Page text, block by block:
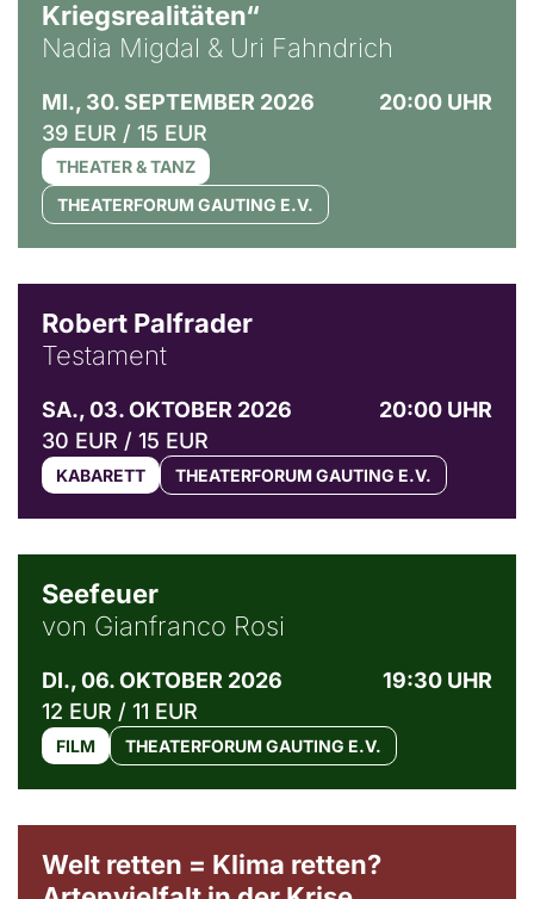
Kriegsrealitäten“
Nadia Migdal & Uri Fahndrich
MI., 30. SEPTEMBER 2026
20:00 UHR
39 EUR / 15 EUR
THEATER & TANZ
THEATERFORUM GAUTING E.V.
Robert Palfrader
Testament
SA., 03. OKTOBER 2026
20:00 UHR
30 EUR / 15 EUR
KABARETT THEATERFORUM GAUTING E.V.
Seefeuer
von Gianfranco Rosi
DI., 06. OKTOBER 2026
19:30 UHR
12 EUR / 11 EUR
FILM THEATERFORUM GAUTING E.V.
Welt retten = Klima retten?